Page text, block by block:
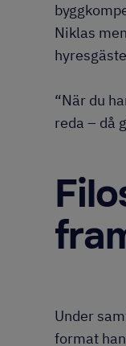
Niklas
“När du
reda – då
Under
format